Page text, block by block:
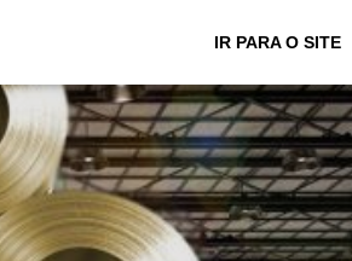
IR PARA O SITE